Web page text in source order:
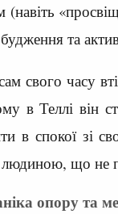
та
свого часу
в Теллі він
в спокої зі
людиною, що
опору та